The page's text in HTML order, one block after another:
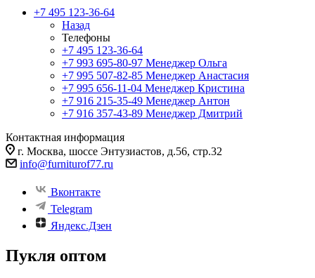
+7 495 123-36-64
Назад
Телефоны
+7 495 123-36-64
+7 993 695-80-97 Менеджер Ольга
+7 995 507-82-85 Менеджер Анастасия
+7 995 656-11-04 Менеджер Кристина
+7 916 215-35-49 Менеджер Антон
+7 916 357-43-89 Менеджер Дмитрий
Контактная информация
г. Москва, шоссе Энтузиастов, д.56, стр.32
info@furniturof77.ru
Вконтакте
Telegram
Яндекс.Дзен
Пукля оптом